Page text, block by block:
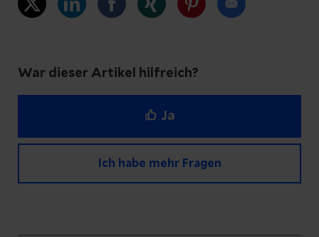
War dieser Artikel hilfreich?
Ja
Ich habe mehr Fragen